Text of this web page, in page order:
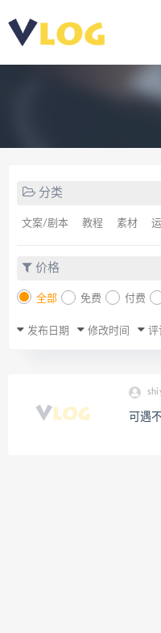
分类
文案/剧本 教程 素材
价格
全部 免费 付费
发布日期 修改时间 评
可遇